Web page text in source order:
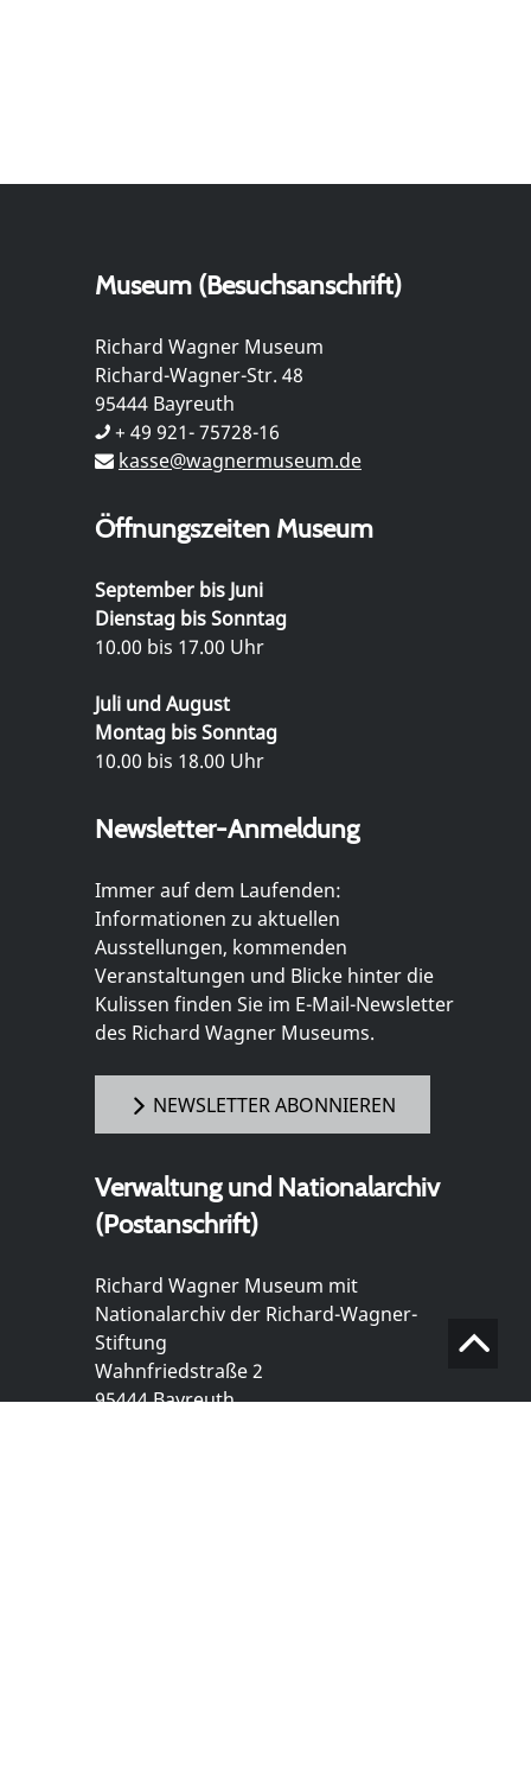
Museum (Besuchsanschrift)
Richard Wagner Museum
Richard-Wagner-Str. 48
95444 Bayreuth
+ 49 921- 75728-16
kasse@wagnermuseum.de
Öffnungszeiten Museum
September bis Juni
Dienstag bis Sonntag
10.00 bis 17.00 Uhr
Juli und August
Montag bis Sonntag
10.00 bis 18.00 Uhr
Newsletter-Anmeldung
Immer auf dem Laufenden:
Informationen zu aktuellen
Ausstellungen, kommenden
Veranstaltungen und Blicke hinter die
Kulissen finden Sie im E-Mail-Newsletter
des Richard Wagner Museums.
NEWSLETTER ABONNIEREN
Verwaltung und Nationalarchiv
(Postanschrift)
Richard Wagner Museum mit
Nationalarchiv der Richard-Wagner-
Stiftung
Wahnfriedstraße 2
95444 Bayreuth